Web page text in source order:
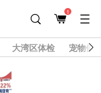
1
大湾区体检 宠物健